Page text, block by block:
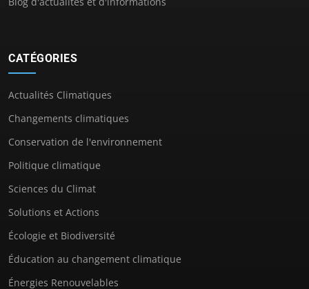
CATÉGORIES
Actualités Climatiques
Changements climatiques
Conservation de l'environnement
Politique climatique
Sciences du Climat
Solutions et Actions
Écologie et Biodiversité
Éducation au changement climatique
Énergies Renouvelables